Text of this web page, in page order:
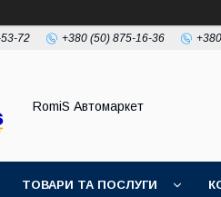
72 +380 (50) 875-16-36
RomiS Автомаркет
ТОВАРИ ТА ПОСЛУГИ